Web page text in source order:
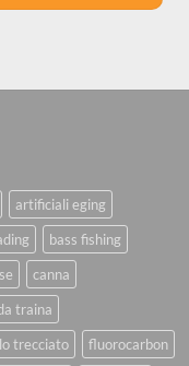
artificiali eging
bass fishing
canna
traina
trecciato
fluorocarbon